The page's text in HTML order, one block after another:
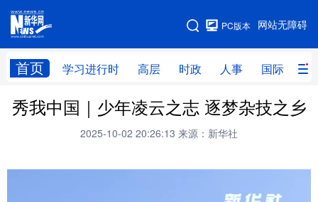
网站无障碍
PC版本
首页 学习进行时 高层 时政 人事 国际 财
网站地图
学习进行时 高层 时政 人事
财经 网评
体育
秀我中国｜少年凌云之志 逐梦杂技之乡
2025-10-02 20:26:13 来源：新华社